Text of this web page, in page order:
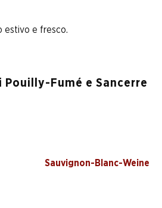
estivo e fresco.
Fumé e Sancerre
Sauvignon-Blanc-Weine